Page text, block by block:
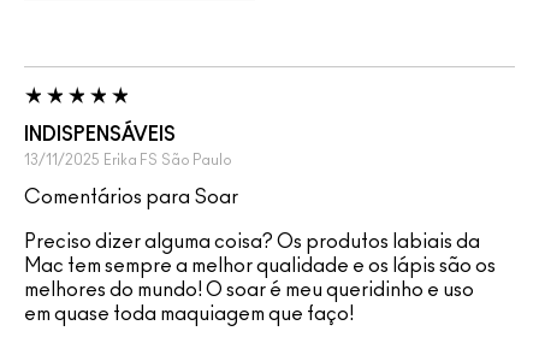
INDISPENSÁVEIS
13/11/2025 Erika FS São Paulo
Comentários para Soar
Preciso dizer alguma coisa? Os produtos labiais da
Mac tem sempre a melhor qualidade e os lápis são os
melhores do mundo! O soar é meu queridinho e uso
em quase toda maquiagem que faço!